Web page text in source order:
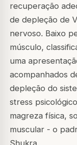
recuperação
de depleção de
nervoso. Baixo
músculo,
uma
acompanhados
depleção do
stress
magreza física,
muscular - o